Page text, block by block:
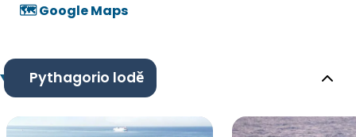
🗺️ Google Maps
Pythagorio lodě